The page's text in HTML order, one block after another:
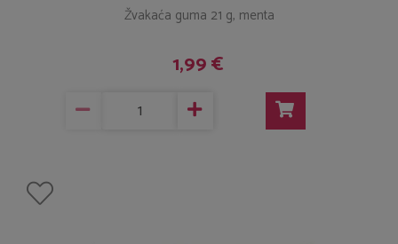
Žvakaća guma 21 g, menta
1,99 €